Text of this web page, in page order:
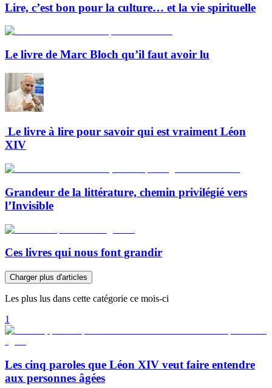
Lire, c’est bon pour la culture… et la vie spirituelle
Le livre de Marc Bloch qu’il faut avoir lu
Le livre à lire pour savoir qui est vraiment Léon
XIV
Grandeur de la littérature, chemin privilégié vers
l’Invisible
Ces livres qui nous font grandir
Charger plus d'articles
Les plus lus dans cette catégorie ce mois-ci
1
Les cinq paroles que Léon XIV veut faire entendre
aux personnes âgées